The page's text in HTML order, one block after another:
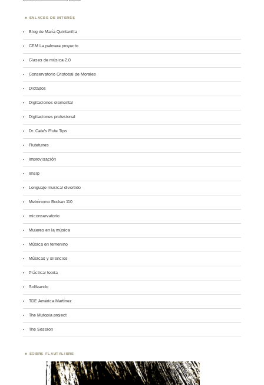
ENLACES DE INTERÉS
Blog de María Quintanilla
CEM La palmera proyecto
Clases de música 2.0
Conservatorio Cristobal de Morales
Dictados
Digitaciones elemental
Digitaciones profesional
Dr. Cate's Flute Tips
Flutetunes
Improvisación
Imslp
Lenguaje musical divertido
Metrónomo Bodran 110
miconservatorio
Mujeres en la música
Música en femenino
Músicas y silencios
Prácticar teoria
Solfeando
TDE América Martínez
The Mutopia project
The Session
SOBRE FLAUTALIBRE